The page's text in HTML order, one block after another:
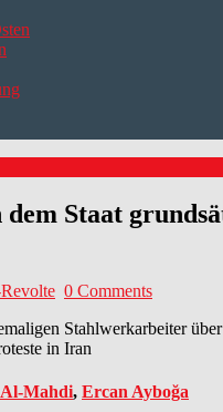
Staat
0 Comments
Stahlwerkarbeiter
in Iran
Mahdi, Ercan Ayboğa